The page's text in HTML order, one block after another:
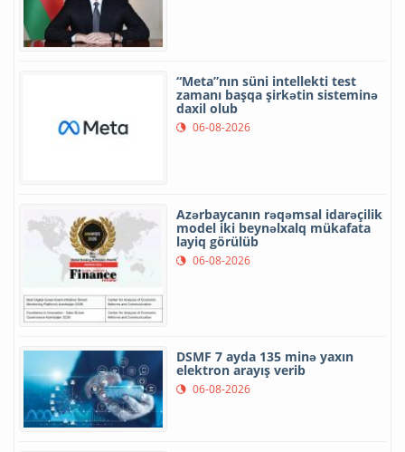
“Meta”nın süni intellekti test
zamanı başqa şirkətin sisteminə
daxil olub
06-08-2026
Azərbaycanın rəqəmsal idarəçilik
model iki beynəlxalq mükafata
layiq görülüb
06-08-2026
DSMF 7 ayda 135 minə yaxın
elektron arayış verib
06-08-2026